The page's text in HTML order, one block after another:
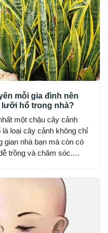
mỗi gia đình nên
lưỡi hổ trong nhà?
một chậu cây cảnh
loại cây cảnh không chỉ
gian nhà bạn mà còn có
trồng và chăm sóc.